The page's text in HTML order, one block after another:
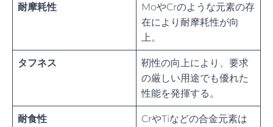
耐摩耗性
MoやCrのような元素の存
在により耐摩耗性が向
上。
タフネス
靭性の向上により、要求
の厳しい用途でも優れた
性能を発揮する。
耐食性
CrやTiなどの合金元素は